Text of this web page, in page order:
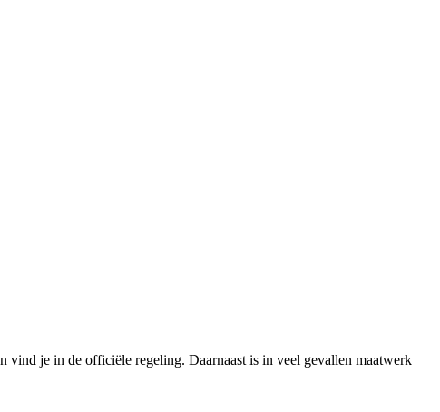
vind je in de officiële regeling. Daarnaast is in veel gevallen maatwerk